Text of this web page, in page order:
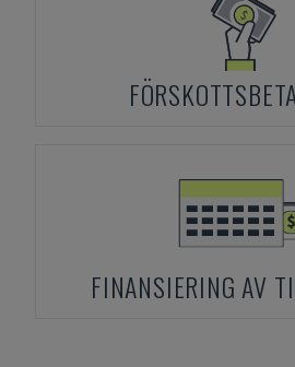
FINANSIERING AV